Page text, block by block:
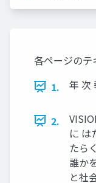
各ページのテ
1.
年 次
2.
に は
たら
誰か
と社